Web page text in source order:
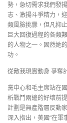
勢，急切需求我們發
志、激揚斗爭精力，
類風險挑釁，但凡抑
巨大回復過程的各類
的人物之一。固然她
功。
從敵我現實動身 爭奪
黨中心和毛主席站在
析戰鬥兩邊的好壞前
計劃是無產階層反動
深入指出，美國“在